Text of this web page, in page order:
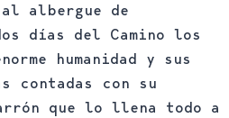
albergue de
días del Camino los
humanidad y sus
contadas con su
que lo llena todo a